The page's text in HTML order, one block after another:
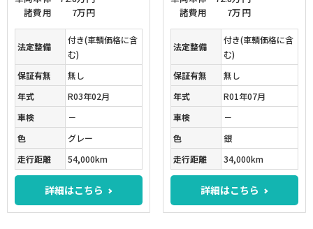
諸費用
7万円
法定整備
付き(車輌価格に含
む)
保証有無
無し
年式
R03年02月
車検
－
色
グレー
走行距離
54,000km
詳細はこちら
諸費用
7万円
法定整備
付き(車輌価格に含
む)
保証有無
無し
年式
R01年07月
車検
－
色
銀
走行距離
34,000km
詳細はこちら